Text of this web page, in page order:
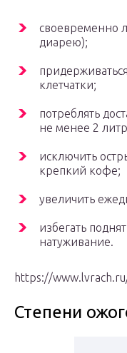
своевременно
диарею);
клетчатки;
потреблять
не менее 2
исключить
крепкий кофе;
увеличить
избегать
натуживание.
https://
Степени